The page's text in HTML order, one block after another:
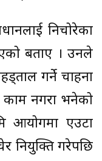
निचोरेका
बताए । उनले
गर्ने चाहना
काम नगरौं भनेको
आयोगमा एउटा
नियुक्ति गरेपछि